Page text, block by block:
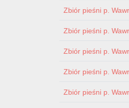
Zbiór pieśni p.
Zbiór pieśni p.
Zbiór pieśni p.
Zbiór pieśni p.
Zbiór pieśni p.